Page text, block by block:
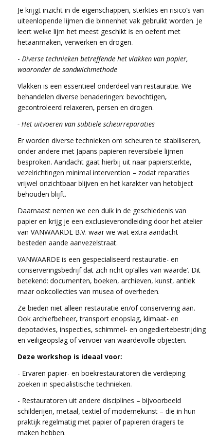
Je krijgt inzicht in de eigenschappen, sterktes en risico’s van
uiteenlopende lijmen die binnenhet vak gebruikt worden. Je
leert welke lijm het meest geschikt is en oefent met
hetaanmaken, verwerken en drogen.
- Diverse technieken betreffende het vlakken van papier,
waaronder de sandwichmethode
Vlakken is een essentieel onderdeel van restauratie. We
behandelen diverse benaderingen: bevochtigen,
gecontroleerd relaxeren, persen en drogen.
- Het uitvoeren van subtiele scheurreparaties
Er worden diverse technieken om scheuren te stabiliseren,
onder andere met Japans papieren reversibele lijmen
besproken. Aandacht gaat hierbij uit naar papiersterkte,
vezelrichtingen minimal intervention – zodat reparaties
vrijwel onzichtbaar blijven en het karakter van hetobject
behouden blijft.
Daarnaast nemen we een duik in de geschiedenis van
papier en krijg je een exclusieverondleiding door het atelier
van VANWAARDE B.V. waar we wat extra aandacht
besteden aande aanvezelstraat.
VANWAARDE is een gespecialiseerd restauratie- en
conserveringsbedrijf dat zich richt op‘alles van waarde’. Dit
betekend: documenten, boeken, archieven, kunst, antiek
maar ookcollecties van musea of overheden.
Ze bieden niet alleen restauratie en/of conservering aan.
Ook archiefbeheer, transport enopslag, klimaat- en
depotadvies, inspecties, schimmel- en ongediertebestrijding
en veiligeopslag of vervoer van waardevolle objecten.
Deze workshop is ideaal voor:
- Ervaren papier- en boekrestauratoren die verdieping
zoeken in specialistische technieken.
- Restauratoren uit andere disciplines – bijvoorbeeld
schilderijen, metaal, textiel of modernekunst – die in hun
praktijk regelmatig met papier of papieren dragers te
maken hebben.